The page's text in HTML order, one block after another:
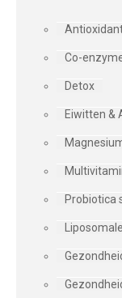
Co-
Detox
Eiwitten &
Probiotica